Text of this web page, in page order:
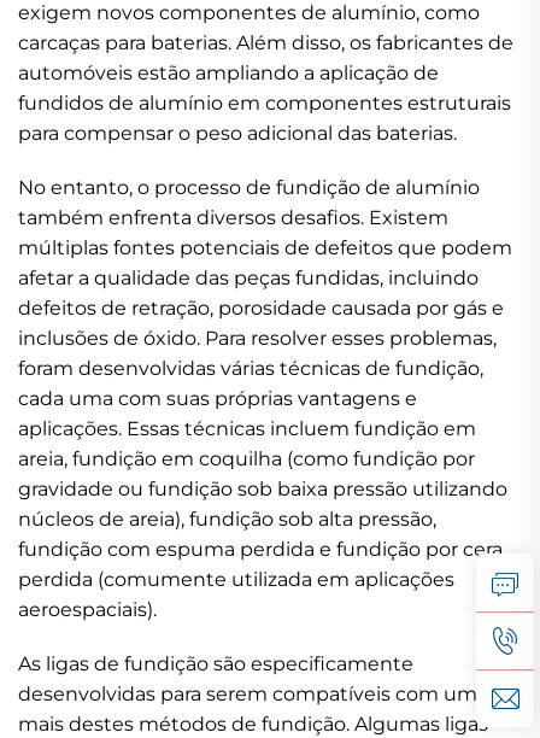
exigem novos componentes de alumínio, como
carcaças para baterias. Além disso, os fabricantes de
automóveis estão ampliando a aplicação de
fundidos de alumínio em componentes estruturais
para compensar o peso adicional das baterias.
No entanto, o processo de fundição de alumínio
também enfrenta diversos desafios. Existem
múltiplas fontes potenciais de defeitos que podem
afetar a qualidade das peças fundidas, incluindo
defeitos de retração, porosidade causada por gás e
inclusões de óxido. Para resolver esses problemas,
foram desenvolvidas várias técnicas de fundição,
cada uma com suas próprias vantagens e
aplicações. Essas técnicas incluem fundição em
areia, fundição em coquilha (como fundição por
gravidade ou fundição sob baixa pressão utilizando
núcleos de areia), fundição sob alta pressão,
fundição com espuma perdida e fundição por cera
perdida (comumente utilizada em aplicações
aeroespaciais).
As ligas de fundição são especificamente
desenvolvidas para serem compatíveis com um ou
mais destes métodos de fundição. Algumas ligas